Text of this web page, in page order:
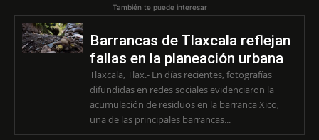
También te puede interesar
Barrancas de Tlaxcala reflejan
fallas en la planeación urbana
Tlaxcala, Tlax.- En días recientes, fotografías
difundidas en redes sociales evidenciaron la
acumulación de residuos en la barranca Xico,
una de las principales barrancas...